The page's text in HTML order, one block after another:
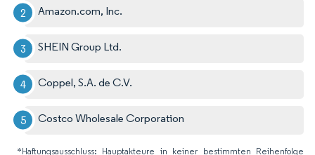
Amazon.com, Inc.
SHEIN Group Ltd.
Coppel, S.A. de C.V.
Costco Wholesale Corporation
*Haftungsausschluss: Hauptakteure in keiner bestimmten Reihenfolge